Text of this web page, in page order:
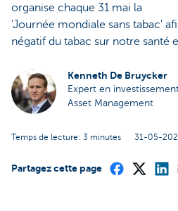
organise chaque 31 mai la
'Journée mondiale sans tabac'
négatif du tabac sur notre santé
Kenneth De Bruycker
Expert en
Asset Management
Temps de lecture: 3 minutes 31-05-
Partagez cette page